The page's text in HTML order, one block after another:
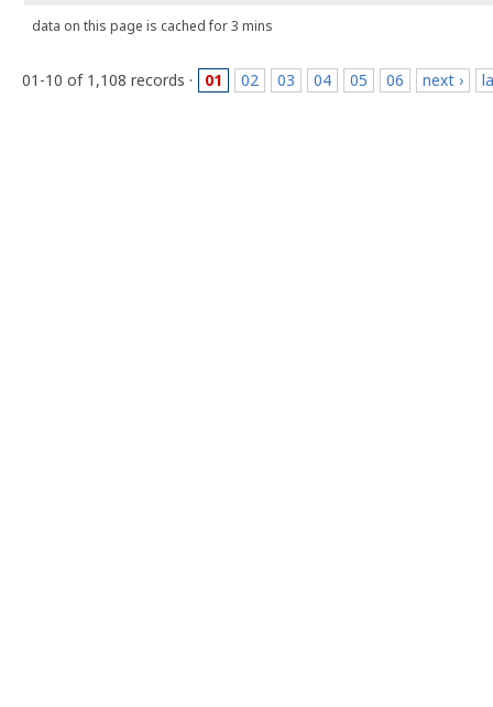
data on this page is cached for 3 mins
01-10 of 1,108 records · 01 02 03 04 05 06 next ›